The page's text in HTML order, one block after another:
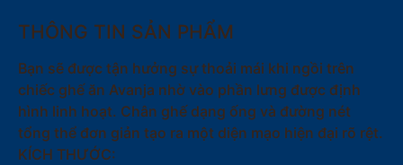
THÔNG TIN SẢN PHẨM
Bạn sẽ được tận hưởng sự thoải mái khi ngồi trên
chiếc ghế ăn Avanja nhờ vào phần lưng được định
hình linh hoạt. Chân ghế dạng ống và đường nét
tổng thể đơn giản tạo ra một diện mạo hiện đại rõ rệt.
KÍCH THƯỚC: